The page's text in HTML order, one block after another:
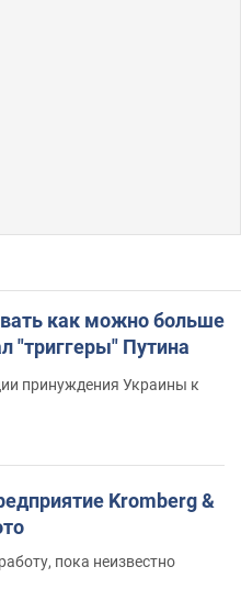
как можно больше
"триггеры" Путина
принуждения Украины к
Kromberg &
пока неизвестно